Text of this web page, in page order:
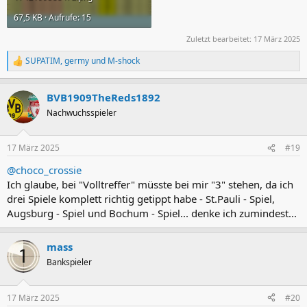
67,5 KB · Aufrufe: 15
Zuletzt bearbeitet: 17 März 2025
R
e
k
t
i
e
:
SUPATIM,germy und M-shock
BVB1909TheReds1892
Nachwuchsspieler
17 März 2025 #19
@choco_crossie
Ich glaube, bei "Volltreffer" müsste bei mir "3" stehen, da ich
drei Spiele komplett richtig getippt habe - St.Pauli - Spiel,
Augsburg - Spiel und Bochum - Spiel... denke ich zumindest...
mass
Bankspieler
17 März 2025 #20